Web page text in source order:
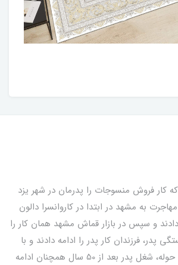
است که کار فروش منسوجات را پدرمان در شهر یزد
به مشهد در ابتدا در کاروانسرا دالون
دادند و سپس در بازار قماش مشهد همان کار را
پدر، فرزندان کار پدر را ادامه دادند و با
فروش انواع روفرشی و حوله، شغل پدر بعد از 50 سال همچنان ادامه